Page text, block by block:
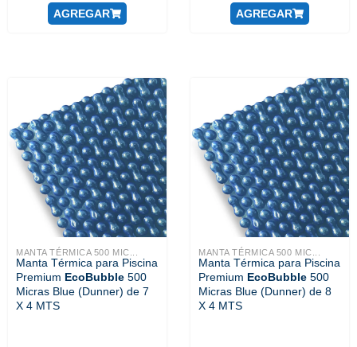
AGREGAR AGREGAR
MANTA TÉRMICA 500 MIC...
Manta Térmica para Piscina
Premium EcoBubble 500
Micras Blue (Dunner) de 7
X 4 MTS
MANTA TÉRMICA 500 MIC...
Manta Térmica para Piscina
Premium EcoBubble 500
Micras Blue (Dunner) de 8
X 4 MTS